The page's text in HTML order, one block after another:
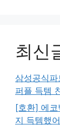
최신
삼성공식
퍼플 득템
[호환] 에
지 득템했